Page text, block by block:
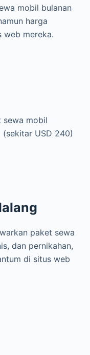
mobil bulanan
harga
web mereka.
sewa mobil
USD 240)
paket sewa
dan pernikahan,
di situs web